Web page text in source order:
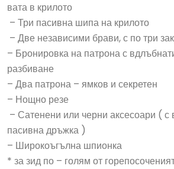
вата в крилото
– Три пасивна шипа на крилото
– Две независими брави, с по три
– Бронировка на патрона с
разбиване
– Два патрона – ямков и секретен
– Нощно резе
– Сатенени или черни аксесоари ( с
пасивна дръжка )
– Широкоъгълна шпионка
* за зид по – голям от